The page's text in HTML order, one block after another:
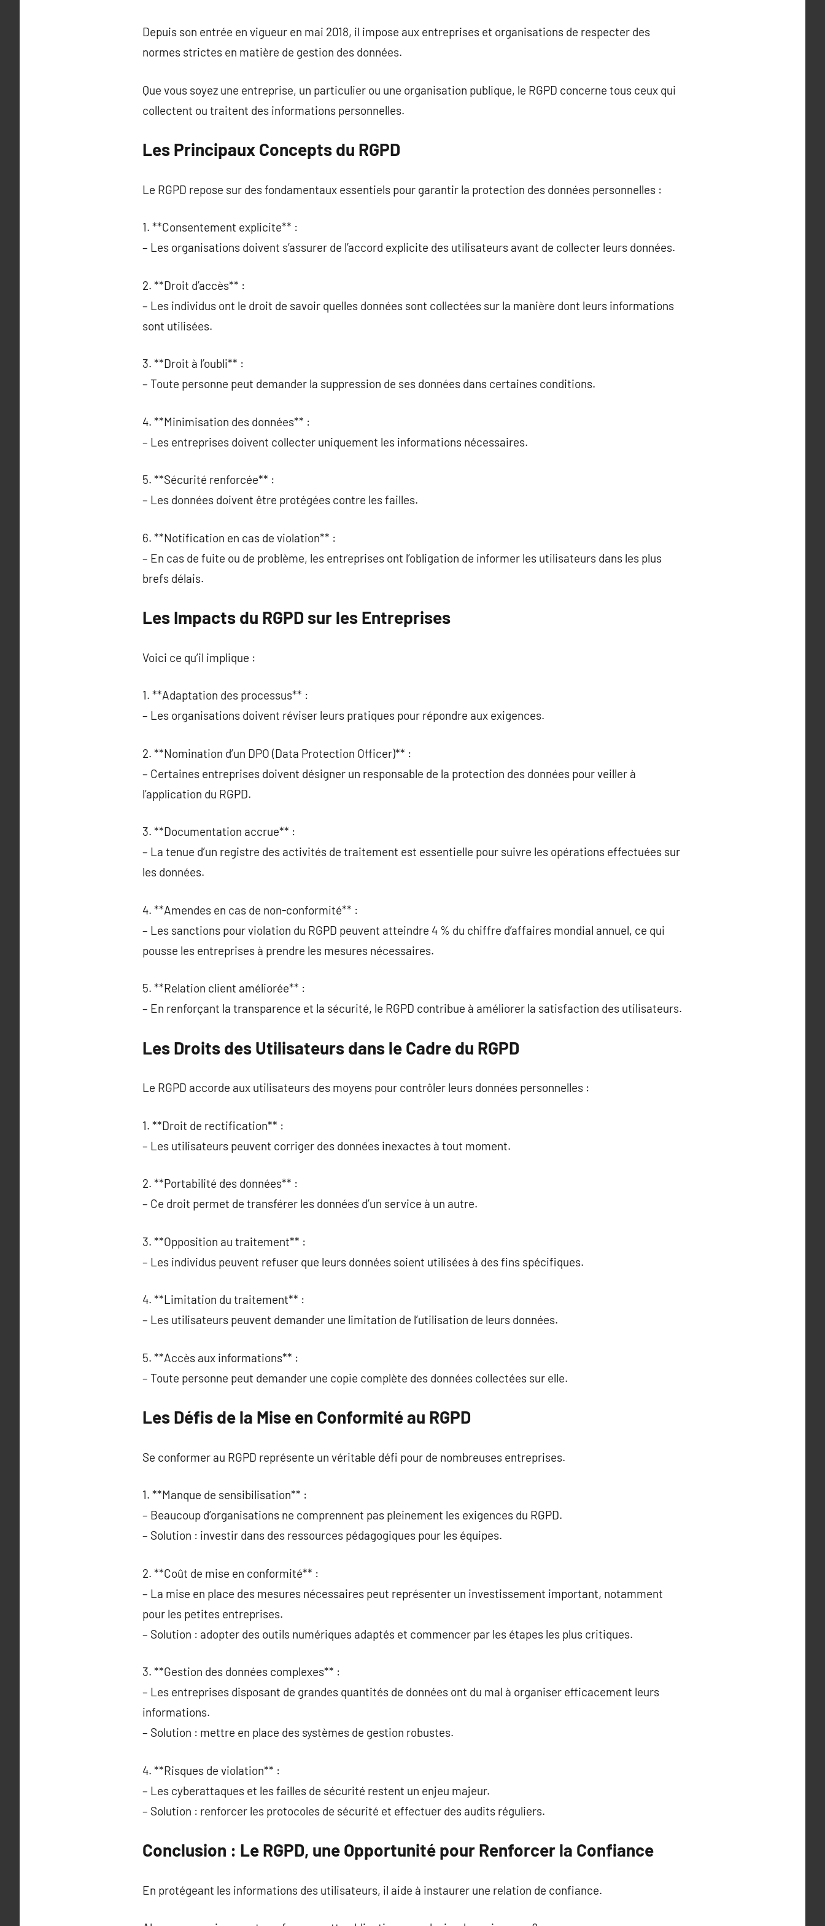
Depuis son entrée en vigueur en mai 2018, il impose aux entreprises et organisations de respecter des
normes strictes en matière de gestion des données.
Que vous soyez une entreprise, un particulier ou une organisation publique, le RGPD concerne tous ceux qui
collectent ou traitent des informations personnelles.
Les Principaux Concepts du RGPD
Le RGPD repose sur des fondamentaux essentiels pour garantir la protection des données personnelles :
1. **Consentement explicite** :
– Les organisations doivent s’assurer de l’accord explicite des utilisateurs avant de collecter leurs données.
2. **Droit d’accès** :
– Les individus ont le droit de savoir quelles données sont collectées sur la manière dont leurs informations
sont utilisées.
3. **Droit à l’oubli** :
– Toute personne peut demander la suppression de ses données dans certaines conditions.
4. **Minimisation des données** :
– Les entreprises doivent collecter uniquement les informations nécessaires.
5. **Sécurité renforcée** :
– Les données doivent être protégées contre les failles.
6. **Notification en cas de violation** :
– En cas de fuite ou de problème, les entreprises ont l’obligation de informer les utilisateurs dans les plus
brefs délais.
Les Impacts du RGPD sur les Entreprises
Voici ce qu’il implique :
1. **Adaptation des processus** :
– Les organisations doivent réviser leurs pratiques pour répondre aux exigences.
2. **Nomination d’un DPO (Data Protection Officer)** :
– Certaines entreprises doivent désigner un responsable de la protection des données pour veiller à
l’application du RGPD.
3. **Documentation accrue** :
– La tenue d’un registre des activités de traitement est essentielle pour suivre les opérations effectuées sur
les données.
4. **Amendes en cas de non-conformité** :
– Les sanctions pour violation du RGPD peuvent atteindre 4 % du chiffre d’affaires mondial annuel, ce qui
pousse les entreprises à prendre les mesures nécessaires.
5. **Relation client améliorée** :
– En renforçant la transparence et la sécurité, le RGPD contribue à améliorer la satisfaction des utilisateurs.
Les Droits des Utilisateurs dans le Cadre du RGPD
Le RGPD accorde aux utilisateurs des moyens pour contrôler leurs données personnelles :
1. **Droit de rectification** :
– Les utilisateurs peuvent corriger des données inexactes à tout moment.
2. **Portabilité des données** :
– Ce droit permet de transférer les données d’un service à un autre.
3. **Opposition au traitement** :
– Les individus peuvent refuser que leurs données soient utilisées à des fins spécifiques.
4. **Limitation du traitement** :
– Les utilisateurs peuvent demander une limitation de l’utilisation de leurs données.
5. **Accès aux informations** :
– Toute personne peut demander une copie complète des données collectées sur elle.
Les Défis de la Mise en Conformité au RGPD
Se conformer au RGPD représente un véritable défi pour de nombreuses entreprises.
1. **Manque de sensibilisation** :
– Beaucoup d’organisations ne comprennent pas pleinement les exigences du RGPD.
– Solution : investir dans des ressources pédagogiques pour les équipes.
2. **Coût de mise en conformité** :
– La mise en place des mesures nécessaires peut représenter un investissement important, notamment
pour les petites entreprises.
– Solution : adopter des outils numériques adaptés et commencer par les étapes les plus critiques.
3. **Gestion des données complexes** :
– Les entreprises disposant de grandes quantités de données ont du mal à organiser efficacement leurs
informations.
– Solution : mettre en place des systèmes de gestion robustes.
4. **Risques de violation** :
– Les cyberattaques et les failles de sécurité restent un enjeu majeur.
– Solution : renforcer les protocoles de sécurité et effectuer des audits réguliers.
Conclusion : Le RGPD, une Opportunité pour Renforcer la Confiance
En protégeant les informations des utilisateurs, il aide à instaurer une relation de confiance.